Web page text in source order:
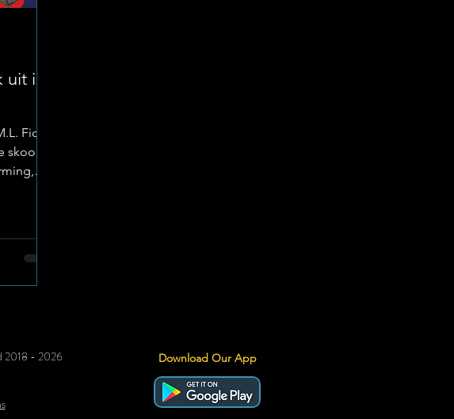
in
Fick
skool
2018 - 2026
Download Our App